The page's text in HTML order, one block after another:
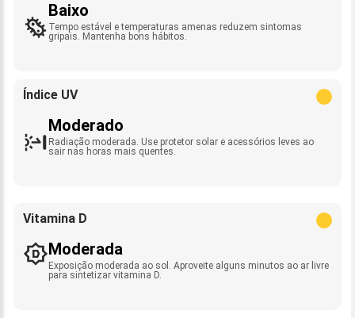
Baixo
Tempo estável e temperaturas amenas reduzem sintomas
gripais. Mantenha bons hábitos.
Índice UV
Moderado
Radiação moderada. Use protetor solar e acessórios leves ao
sair nas horas mais quentes.
Vitamina D
Moderada
Exposição moderada ao sol. Aproveite alguns minutos ao ar livre
para sintetizar vitamina D.